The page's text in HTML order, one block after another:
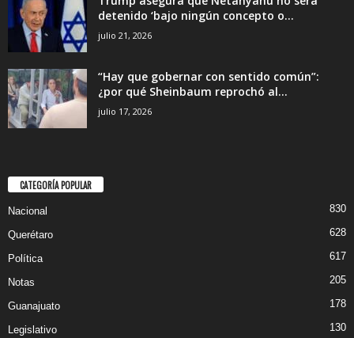
detenido ‘bajo ningún concepto o...
julio 21, 2026
“Hay que gobernar con sentido común”:
¿por qué Sheinbaum reprochó al...
julio 17, 2026
CATEGORÍA POPULAR
Nacional 830
Querétaro 628
Política 617
Notas 205
Guanajuato 178
Legislativo 130